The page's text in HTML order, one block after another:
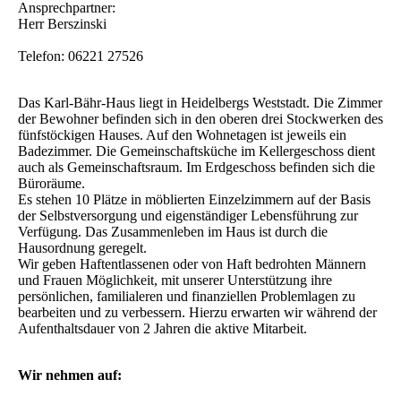
Ansprechpartner:
Herr Berszinski
Telefon: 06221 27526
Das Karl-Bähr-Haus liegt in Heidelbergs Weststadt. Die Zimmer
der Bewohner befinden sich in den oberen drei Stockwerken des
fünfstöckigen Hauses. Auf den Wohnetagen ist jeweils ein
Badezimmer. Die Gemeinschaftsküche im Kellergeschoss dient
auch als Gemeinschaftsraum. Im Erdgeschoss befinden sich die
Büroräume.
Es stehen 10 Plätze in möblierten Einzelzimmern auf der Basis
der Selbstversorgung und eigenständiger Lebensführung zur
Verfügung. Das Zusammenleben im Haus ist durch die
Hausordnung geregelt.
Wir geben Haftentlassenen oder von Haft bedrohten Männern
und Frauen Möglichkeit, mit unserer Unterstützung ihre
persönlichen, familialeren und finanziellen Problemlagen zu
bearbeiten und zu verbessern. Hierzu erwarten wir während der
Aufenthaltsdauer von 2 Jahren die aktive Mitarbeit.
Wir nehmen auf: